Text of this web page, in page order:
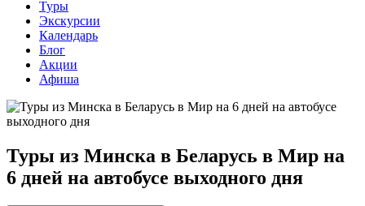
Туры
Экскурсии
Календарь
Блог
Акции
Афиша
Туры из Минска в Беларусь в Мир на
6 дней на автобусе выходного дня